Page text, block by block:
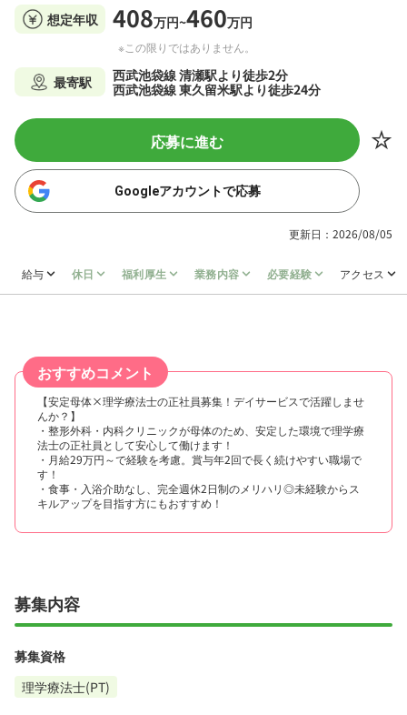
想定年収 408万円~460万円
※この限りではありません。
最寄駅
西武池袋線 清瀬駅より徒歩2分
西武池袋線 東久留米駅より徒歩24分
応募に進む
Googleアカウントで応募
更新日：2026/08/05
給与 休日 福利厚生 業務内容 必要経験 アクセス
おすすめコメント
【安定母体×理学療法士の正社員募集！デイサービスで活躍しませ
んか？】
・整形外科・内科クリニックが母体のため、安定した環境で理学療
法士の正社員として安心して働けます！
・月給29万円～で経験を考慮。賞与年2回で長く続けやすい職場で
す！
・食事・入浴介助なし、完全週休2日制のメリハリ◎未経験からス
キルアップを目指す方にもおすすめ！
募集内容
募集資格
理学療法士(PT)